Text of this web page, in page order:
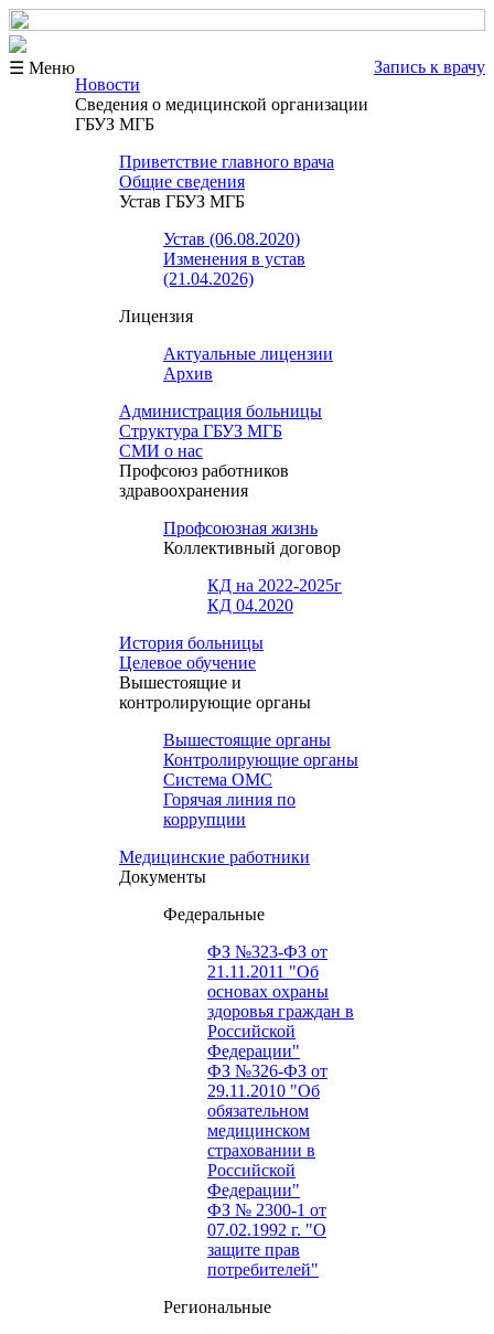
☰ Меню
Запись к врачу
Новости
Сведения о медицинской организации
ГБУЗ МГБ
Приветствие главного врача
Общие сведения
Устав ГБУЗ МГБ
Устав (06.08.2020)
Изменения в устав
(21.04.2026)
Лицензия
Актуальные лицензии
Архив
Администрация больницы
Структура ГБУЗ МГБ
СМИ о нас
Профсоюз работников
здравоохранения
Профсоюзная жизнь
Коллективный договор
КД на 2022-2025г
КД 04.2020
История больницы
Целевое обучение
Вышестоящие и
контролирующие органы
Вышестоящие органы
Контролирующие органы
Система ОМС
Горячая линия по
коррупции
Медицинские работники
Документы
Федеральные
ФЗ №323-ФЗ от
21.11.2011 "Об
основах охраны
здоровья граждан в
Российской
Федерации"
ФЗ №326-ФЗ от
29.11.2010 "Об
обязательном
медицинском
страховании в
Российской
Федерации"
ФЗ № 2300-1 от
07.02.1992 г. "О
защите прав
потребителей"
Региональные